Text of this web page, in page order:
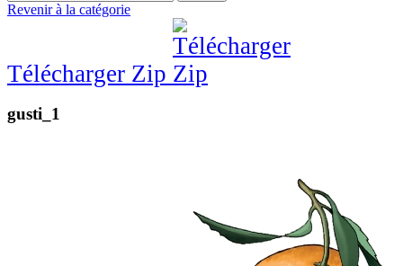
Revenir à la catégorie
Télécharger Zip
gusti_1